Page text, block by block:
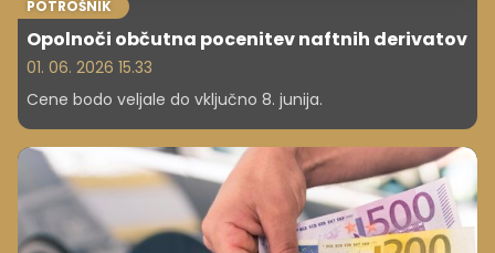
POTROŠNIK
Opolnoči občutna pocenitev naftnih derivatov
01. 06. 2026 15.33
Cene bodo veljale do vključno 8. junija.